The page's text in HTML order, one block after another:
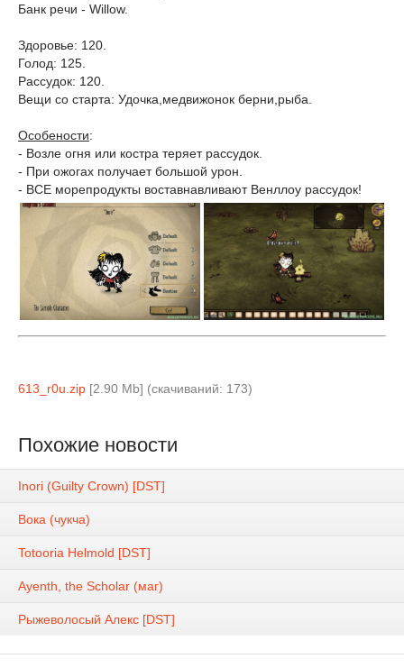
Банк речи - Willow.
Здоровье: 120.
Голод: 125.
Рассудок: 120.
Вещи со старта: Удочка,медвижонок берни,рыба.
Особености:
- Возле огня или костра теряет рассудок.
- При ожогах получает большой урон.
- ВСЕ морепродукты воставнавливают Венллоу рассудок!
613_r0u.zip [2.90 Mb] (cкачиваний: 173)
Похожие новости
Inori (Guilty Crown) [DST]
Вока (чукча)
Totooria Helmold [DST]
Ayenth, the Scholar (маг)
Рыжеволосый Алекс [DST]